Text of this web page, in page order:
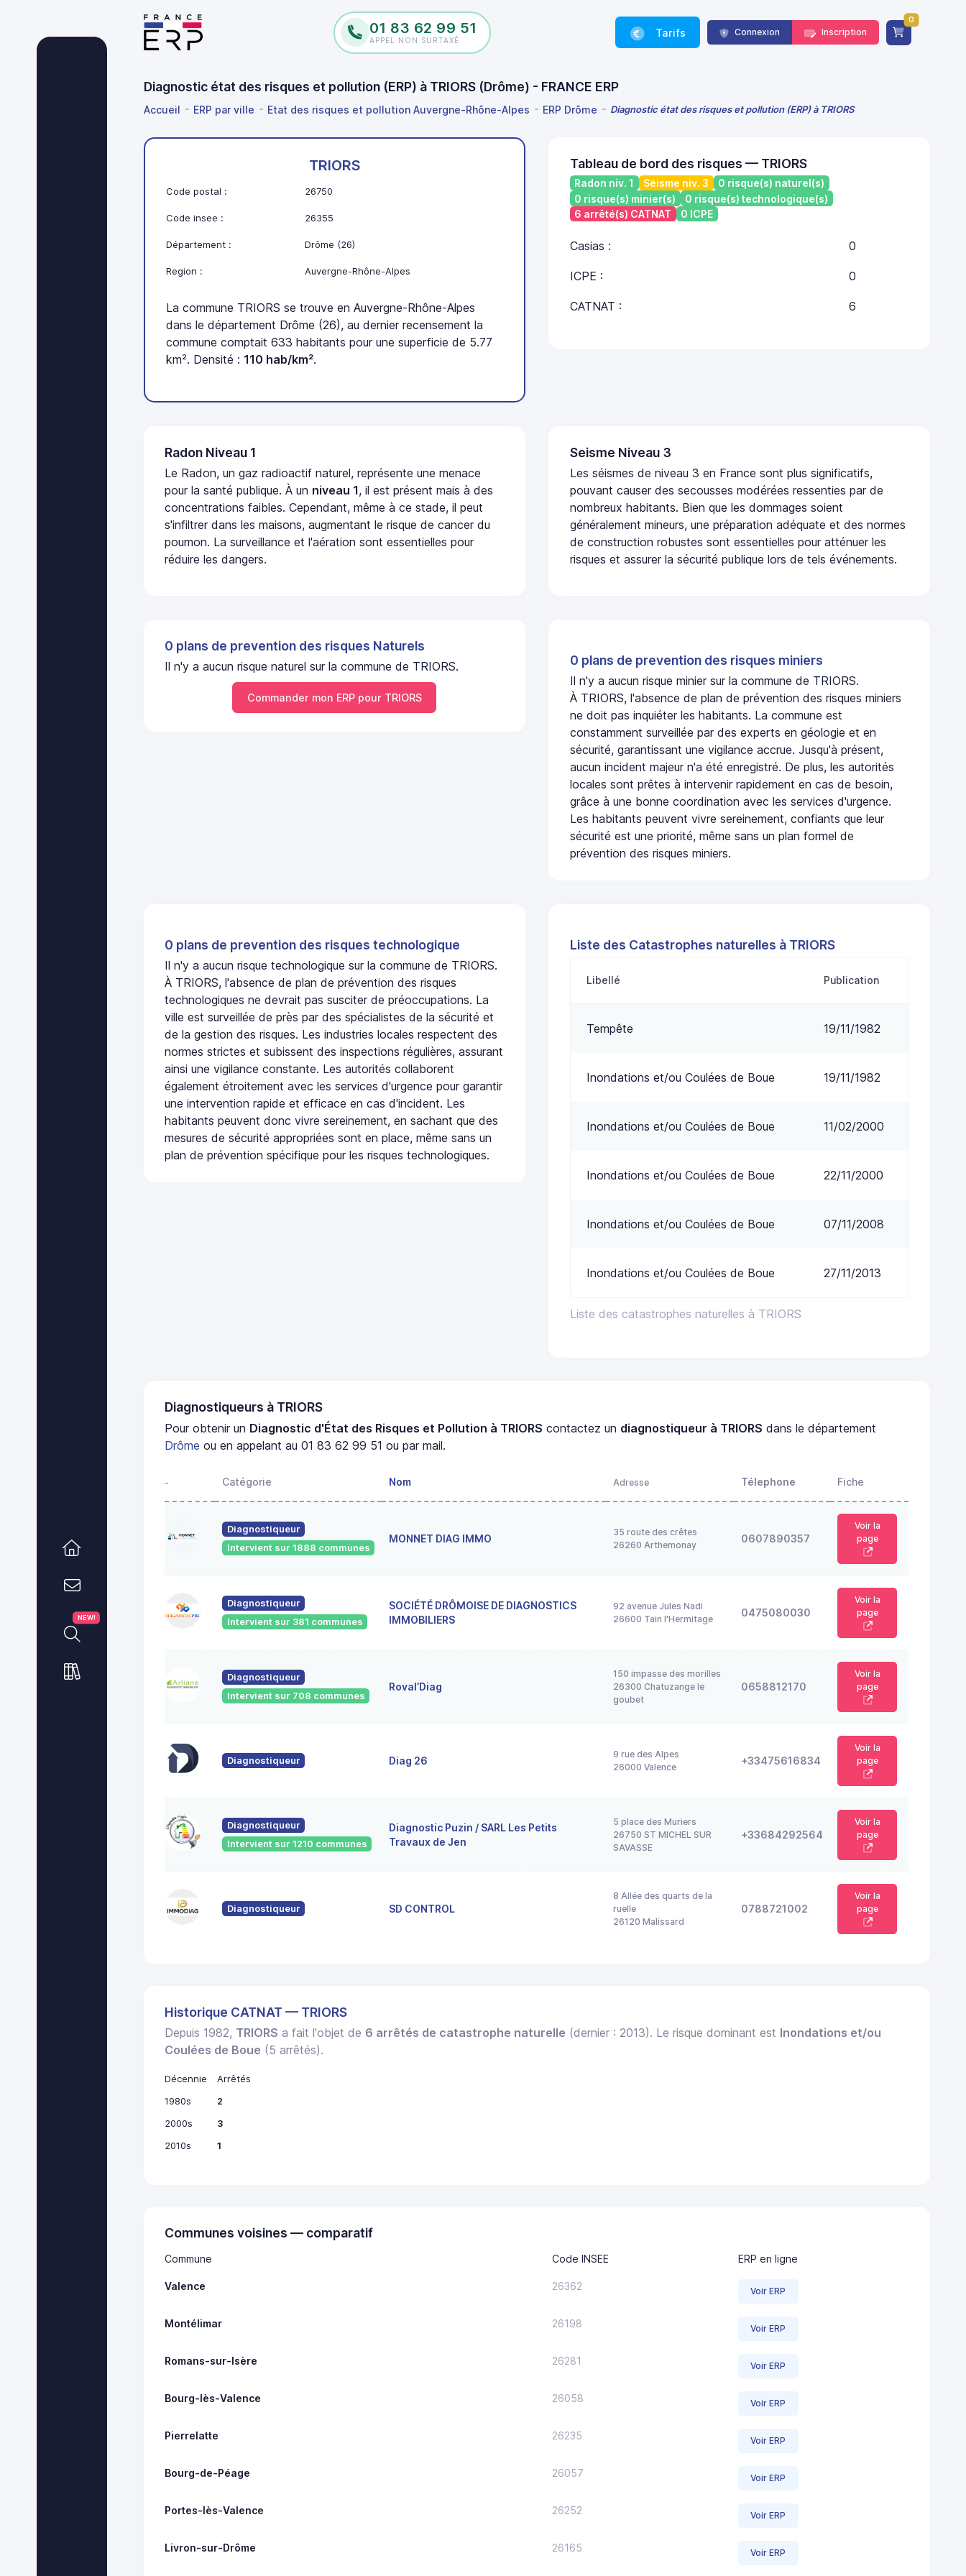
01 83 62 99 51
APPEL NON SURTAXÉ
Tarifs Connexion Inscription
0
Diagnostic état des risques et pollution (ERP) à TRIORS (Drôme) - FRANCE ERP
Accueil ERP par ville Etat des risques et pollution Auvergne-Rhône-Alpes ERP Drôme Diagnostic état des risques et pollution (ERP) à TRIORS
NEW!
TRIORS
Code postal : 26750
Code insee : 26355
Département : Drôme (26)
Region : Auvergne-Rhône-Alpes
La commune TRIORS se trouve en Auvergne-Rhône-Alpes
dans le département Drôme (26), au dernier recensement la
commune comptait 633 habitants pour une superficie de 5.77
km². Densité : 110 hab/km².
Tableau de bord des risques — TRIORS
Radon niv. 1 Séisme niv. 3
0 risque(s) naturel(s)
0 risque(s) minier(s)
0 risque(s) technologique(s)
6 arrêté(s) CATNAT
0 ICPE
Casias : 0
ICPE : 0
CATNAT : 6
Radon Niveau 1
Le Radon, un gaz radioactif naturel, représente une menace
pour la santé publique. À un niveau 1, il est présent mais à des
concentrations faibles. Cependant, même à ce stade, il peut
s'infiltrer dans les maisons, augmentant le risque de cancer du
poumon. La surveillance et l'aération sont essentielles pour
réduire les dangers.
Seisme Niveau 3
Les séismes de niveau 3 en France sont plus significatifs,
pouvant causer des secousses modérées ressenties par de
nombreux habitants. Bien que les dommages soient
généralement mineurs, une préparation adéquate et des normes
de construction robustes sont essentielles pour atténuer les
risques et assurer la sécurité publique lors de tels événements.
0 plans de prevention des risques Naturels
Il n'y a aucun risque naturel sur la commune de TRIORS.
Commander mon ERP pour TRIORS
0 plans de prevention des risques miniers
Il n'y a aucun risque minier sur la commune de TRIORS.
À TRIORS, l'absence de plan de prévention des risques miniers
ne doit pas inquiéter les habitants. La commune est
constamment surveillée par des experts en géologie et en
sécurité, garantissant une vigilance accrue. Jusqu'à présent,
aucun incident majeur n'a été enregistré. De plus, les autorités
locales sont prêtes à intervenir rapidement en cas de besoin,
grâce à une bonne coordination avec les services d'urgence.
Les habitants peuvent vivre sereinement, confiants que leur
sécurité est une priorité, même sans un plan formel de
prévention des risques miniers.
0 plans de prevention des risques technologique
Il n'y a aucun risque technologique sur la commune de TRIORS.
À TRIORS, l'absence de plan de prévention des risques
technologiques ne devrait pas susciter de préoccupations. La
ville est surveillée de près par des spécialistes de la sécurité et
de la gestion des risques. Les industries locales respectent des
normes strictes et subissent des inspections régulières, assurant
ainsi une vigilance constante. Les autorités collaborent
également étroitement avec les services d'urgence pour garantir
une intervention rapide et efficace en cas d'incident. Les
habitants peuvent donc vivre sereinement, en sachant que des
mesures de sécurité appropriées sont en place, même sans un
plan de prévention spécifique pour les risques technologiques.
Liste des Catastrophes naturelles à TRIORS
Liste des catastrophes naturelles à TRIORS
Libellé Publication
Tempête 19/11/1982
Inondations et/ou Coulées de Boue 19/11/1982
Inondations et/ou Coulées de Boue 11/02/2000
Inondations et/ou Coulées de Boue 22/11/2000
Inondations et/ou Coulées de Boue 07/11/2008
Inondations et/ou Coulées de Boue 27/11/2013
Diagnostiqueurs à TRIORS
Pour obtenir un Diagnostic d'État des Risques et Pollution à TRIORS contactez un diagnostiqueur à TRIORS dans le département
Drôme ou en appelant au 01 83 62 99 51 ou par mail.
- Catégorie Nom Adresse Télephone Fiche
Diagnostiqueur
Intervient sur 1888 communes
MONNET DIAG IMMO
35 route des crêtes
26260 Arthemonay
0607890357
Voir la
page
Diagnostiqueur
Intervient sur 381 communes
SOCIÉTÉ DRÔMOISE DE DIAGNOSTICS
IMMOBILIERS
92 avenue Jules Nadi
26600 Tain l'Hermitage
0475080030
Voir la
page
Diagnostiqueur
Intervient sur 708 communes
Roval’Diag
150 impasse des morilles
26300 Chatuzange le
goubet
0658812170
Voir la
page
Diagnostiqueur Diag 26
9 rue des Alpes
26000 Valence
+33475616834
Voir la
page
Diagnostiqueur
Intervient sur 1210 communes
Diagnostic Puzin / SARL Les Petits
Travaux de Jen
5 place des Muriers
26750 ST MICHEL SUR
SAVASSE
+33684292564
Voir la
page
Diagnostiqueur SD CONTROL
8 Allée des quarts de la
ruelle
26120 Malissard
0788721002
Voir la
page
Historique CATNAT — TRIORS
Depuis 1982, TRIORS a fait l'objet de 6 arrêtés de catastrophe naturelle (dernier : 2013). Le risque dominant est Inondations et/ou
Coulées de Boue (5 arrêtés).
Décennie
Arrêtés
1980s
2
2000s
3
2010s
1
Communes voisines — comparatif
Commune Code INSEE ERP en ligne
Valence 26362 Voir ERP
Montélimar 26198 Voir ERP
Romans-sur-Isère 26281 Voir ERP
Bourg-lès-Valence 26058 Voir ERP
Pierrelatte 26235 Voir ERP
Bourg-de-Péage 26057 Voir ERP
Portes-lès-Valence 26252 Voir ERP
Livron-sur-Drôme 26165 Voir ERP